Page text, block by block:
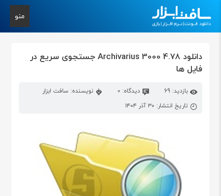
منو
دانلود Archivarius 3000 4.78 جستجوی سریع در
فایل ها
بازدید: 69 دیدگاه: 0
نویسنده: سافت ابزار
تاریخ انتشار: ۳۰ آذر ۱۴۰۴